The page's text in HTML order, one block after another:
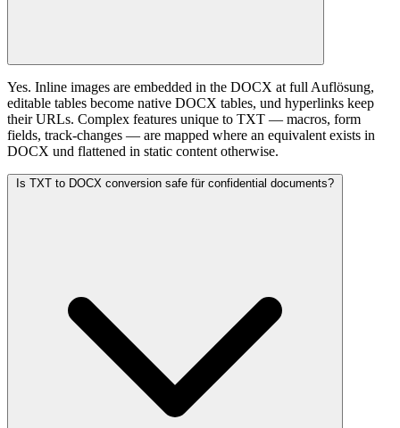
Yes. Inline images are embedded in the DOCX at full Auflösung,
editable tables become native DOCX tables, und hyperlinks keep
their URLs. Complex features unique to TXT — macros, form
fields, track-changes — are mapped where an equivalent exists in
DOCX und flattened in static content otherwise.
Is TXT to DOCX conversion safe für confidential documents?